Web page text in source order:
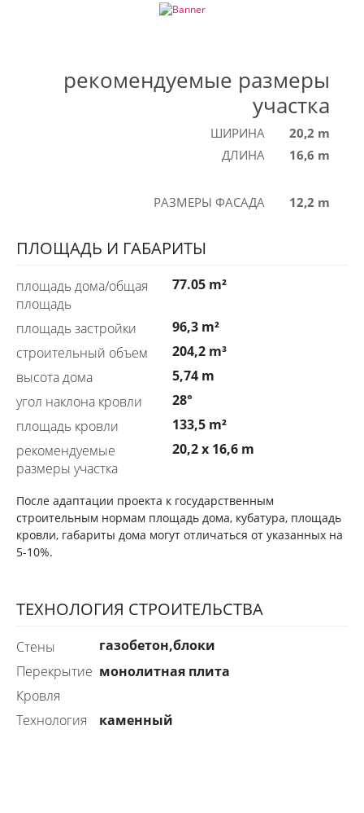
рекомендуемые размеры
участка
ШИРИНА
20,2 m
ДЛИНА
16,6 m
РАЗМЕРЫ ФАСАДА 12,2 m
ПЛОЩАДЬ И ГАБАРИТЫ
площадь дома/общая
площадь
77.05 m²
площадь застройки
96,3 m²
строительный объем
204,2 m³
высота дома
5,74 m
угол наклона кровли
28°
площадь кровли
133,5 m²
рекомендуемые
размеры участка
20,2 x 16,6 m
После адаптации проекта к государственным
строительным нормам площадь дома, кубатура, площадь
кровли, габариты дома могут отличаться от указанных на
5-10%.
ТЕХНОЛОГИЯ СТРОИТЕЛЬСТВА
стены
газобетон,блоки
перекрытие монолитная плита
Кровля
технология
каменный